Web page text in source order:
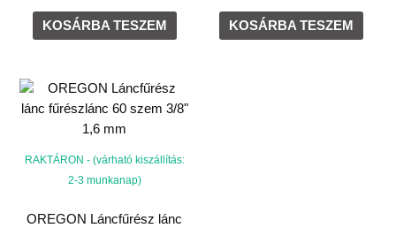
KOSÁRBA TESZEM KOSÁRBA TESZEM
RAKTÁRON - (várható kiszállítás:
2-3 munkanap)
OREGON Láncfűrész lánc